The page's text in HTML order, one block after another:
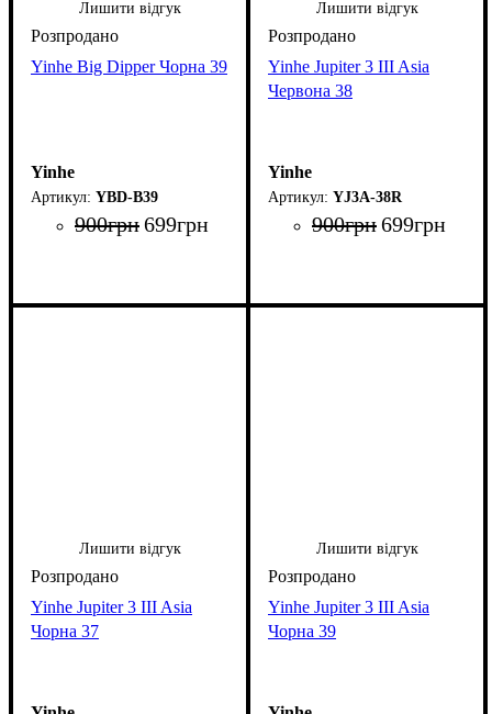
Лишити відгук
Yinhe Big Dipper Чорна 39
Yinhe
YBD-B39
900грн699грн
Лишити відгук
Yinhe Jupiter 3 III Asia
Червона 38
Yinhe
YJ3A-38R
900грн699грн
Лишити відгук
Yinhe Jupiter 3 III Asia
Чорна 37
Лишити відгук
Yinhe Jupiter 3 III Asia
Чорна 39